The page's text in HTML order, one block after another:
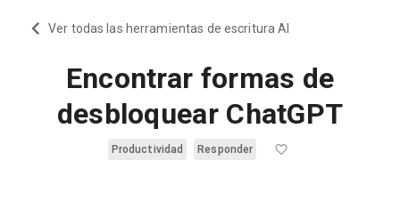
Ver todas las herramientas de escritura AI
Encontrar formas de
desbloquear ChatGPT
Productividad Responder